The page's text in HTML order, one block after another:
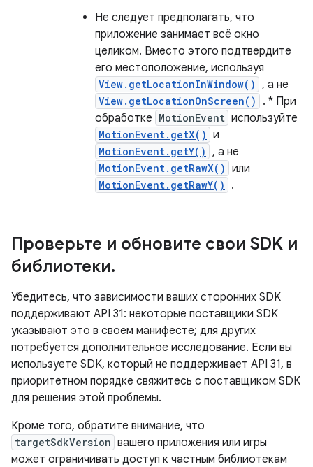
Не следует предполагать, что
приложение занимает всё окно
целиком. Вместо этого подтвердите
его местоположение, используя
View.getLocationInWindow() , а не
View.getLocationOnScreen()
. * При
обработке MotionEvent используйте
MotionEvent.getX() и
MotionEvent.getY() , а не
MotionEvent.getRawX() или
MotionEvent.getRawY() .
Проверьте и обновите свои SDK и
библиотеки.
Убедитесь, что зависимости ваших сторонних SDK
поддерживают API 31: некоторые поставщики SDK
указывают это в своем манифесте; для других
потребуется дополнительное исследование. Если вы
используете SDK, который не поддерживает API 31, в
приоритетном порядке свяжитесь с поставщиком SDK
для решения этой проблемы.
Кроме того, обратите внимание, что
targetSdkVersion вашего приложения или игры
может ограничивать доступ к частным библиотекам